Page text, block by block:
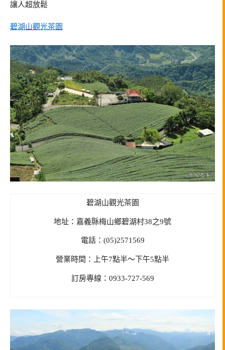
讓人超放鬆
碧湖山觀光茶園
碧湖山觀光茶園
地址：嘉義縣梅山鄉碧湖村38之9號
電話：(05)2571569
營業時間：上午7點半～下午5點半
訂房專線：0933-727-569